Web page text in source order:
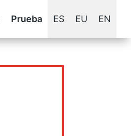
Prueba ES EU EN